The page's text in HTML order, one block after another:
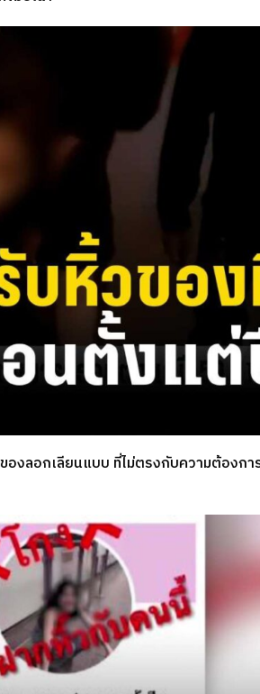
องลอกเลียนแบบ ที่ไม่ตรงกับความต้องก